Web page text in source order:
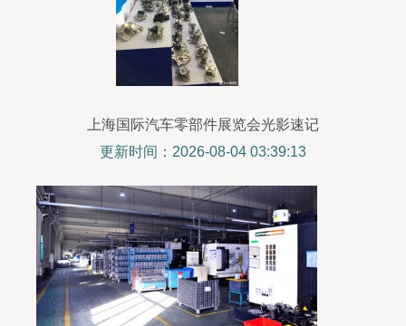
上海国际汽车零部件展览会光影速记
更新时间：2026-08-04 03:39:13